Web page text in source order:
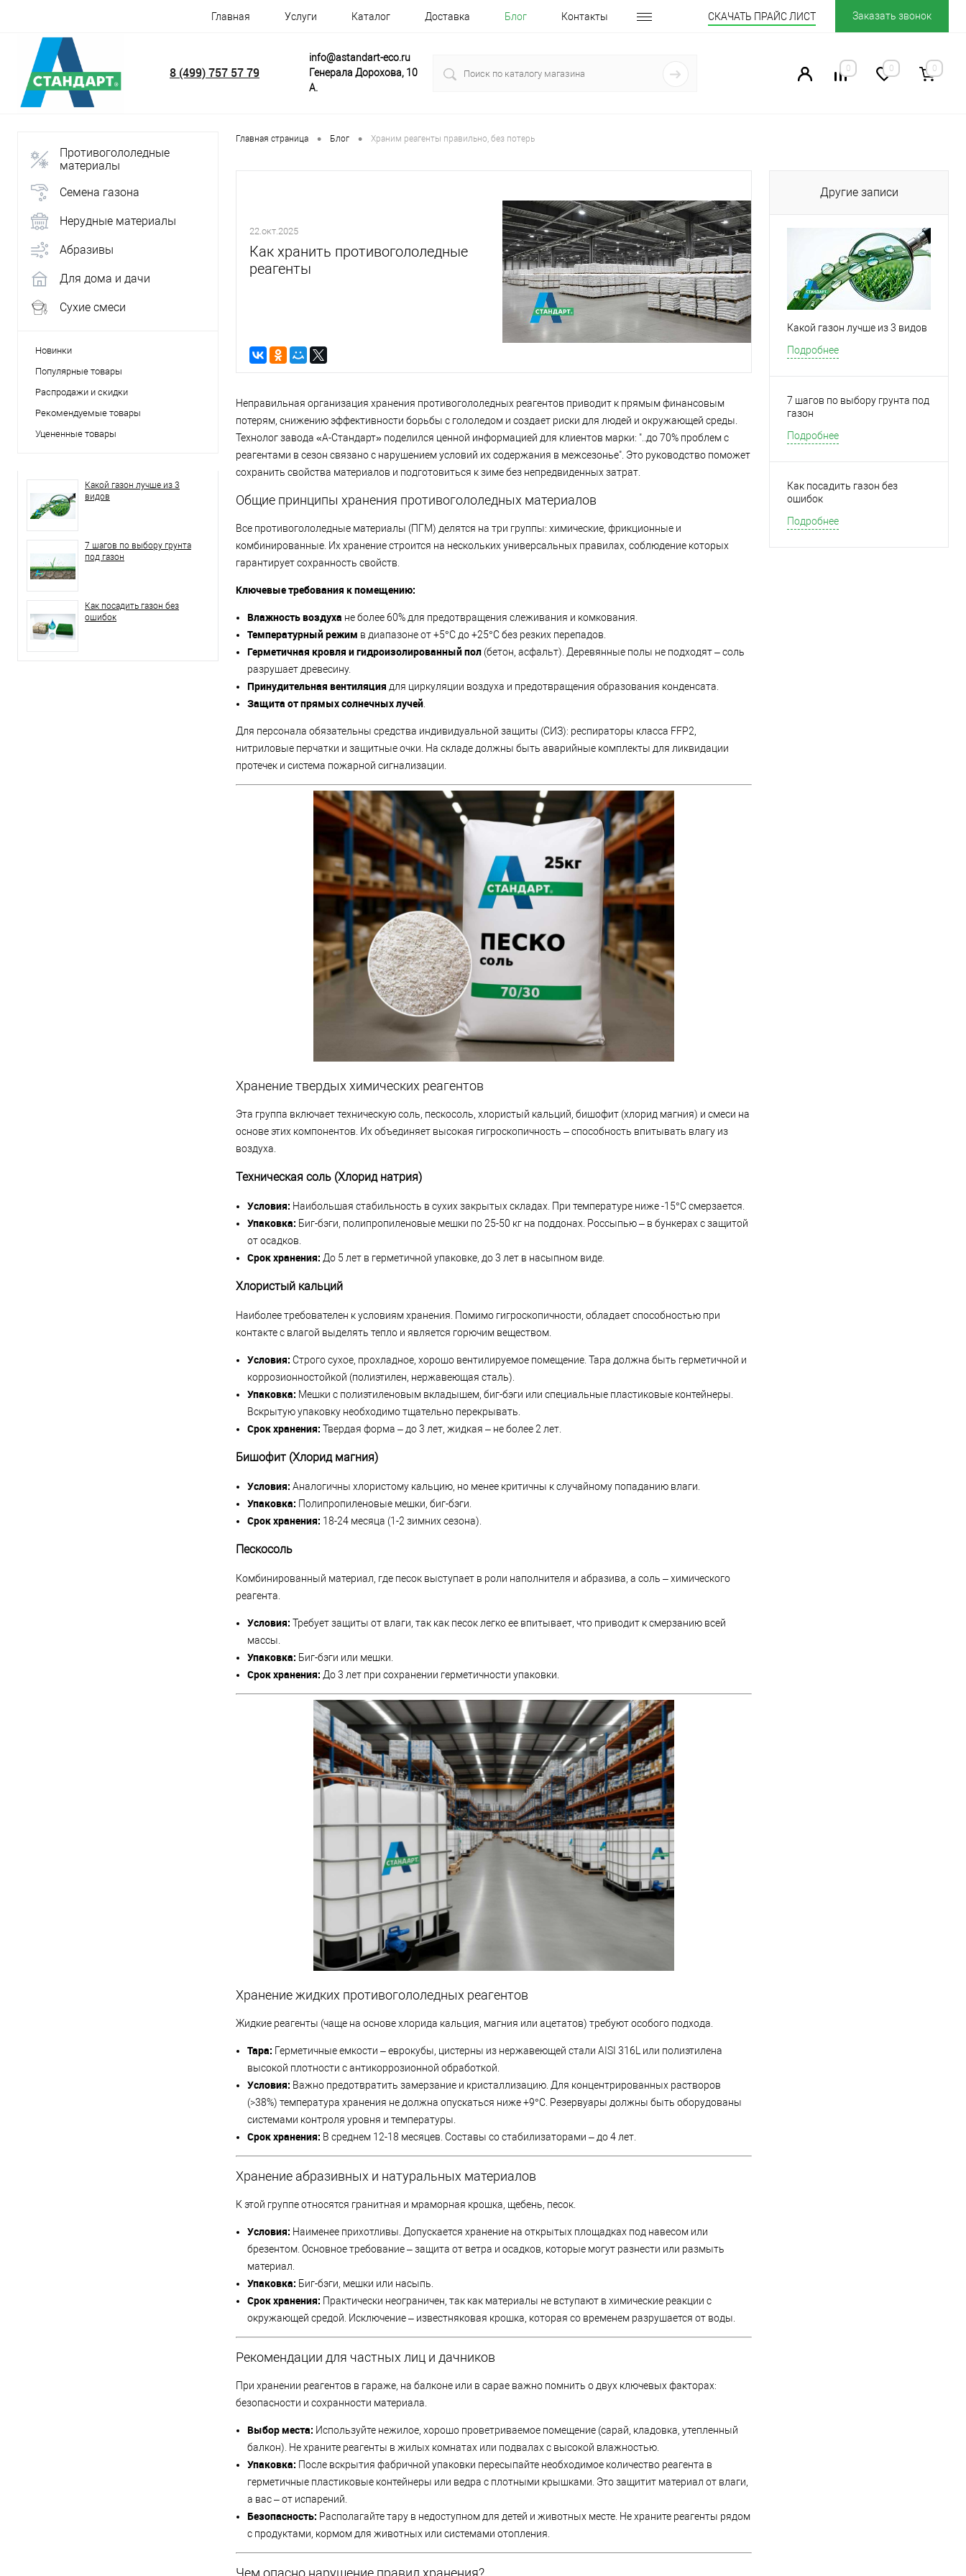
Главная Услуги Каталог Доставка Блог Контакты СКАЧАТЬ ПРАЙС ЛИСТ Заказать звонок
8 (499) 757 57 79
info@astandart-eco.ru
Генерала Дорохова, 10
А.
0 0 0
Противогололедные
материалы
Семена газона
Нерудные материалы
Абразивы
Для дома и дачи
Сухие смеси
Новинки
Популярные товары
Распродажи и скидки
Рекомендуемые товары
Уцененные товары
Какой газон лучше из 3
видов
7 шагов по выбору грунта
под газон
Как посадить газон без
ошибок
Главная страница • Блог • Храним реагенты правильно, без потерь
22.окт.2025
Как хранить противогололедные
реагенты
Неправильная организация хранения противогололедных реагентов приводит к прямым финансовым
потерям, снижению эффективности борьбы с гололедом и создает риски для людей и окружающей среды.
Технолог завода «А-Стандарт» поделился ценной информацией для клиентов марки: "..до 70% проблем с
реагентами в сезон связано с нарушением условий их содержания в межсезонье". Это руководство поможет
сохранить свойства материалов и подготовиться к зиме без непредвиденных затрат.
Общие принципы хранения противогололедных материалов
Все противогололедные материалы (ПГМ) делятся на три группы: химические, фрикционные и
комбинированные. Их хранение строится на нескольких универсальных правилах, соблюдение которых
гарантирует сохранность свойств.
Ключевые требования к помещению:
Влажность воздуха не более 60% для предотвращения слеживания и комкования.
Температурный режим в диапазоне от +5°C до +25°C без резких перепадов.
Герметичная кровля и гидроизолированный пол (бетон, асфальт). Деревянные полы не подходят – соль
разрушает древесину.
Принудительная вентиляция для циркуляции воздуха и предотвращения образования конденсата.
Защита от прямых солнечных лучей.
Для персонала обязательны средства индивидуальной защиты (СИЗ): респираторы класса FFP2,
нитриловые перчатки и защитные очки. На складе должны быть аварийные комплекты для ликвидации
протечек и система пожарной сигнализации.
Хранение твердых химических реагентов
Эта группа включает техническую соль, пескосоль, хлористый кальций, бишофит (хлорид магния) и смеси на
основе этих компонентов. Их объединяет высокая гигроскопичность – способность впитывать влагу из
воздуха.
Техническая соль (Хлорид натрия)
Условия: Наибольшая стабильность в сухих закрытых складах. При температуре ниже -15°C смерзается.
Упаковка: Биг-бэги, полипропиленовые мешки по 25-50 кг на поддонах. Россыпью – в бункерах с защитой
от осадков.
Срок хранения: До 5 лет в герметичной упаковке, до 3 лет в насыпном виде.
Хлористый кальций
Наиболее требователен к условиям хранения. Помимо гигроскопичности, обладает способностью при
контакте с влагой выделять тепло и является горючим веществом.
Условия: Строго сухое, прохладное, хорошо вентилируемое помещение. Тара должна быть герметичной и
коррозионностойкой (полиэтилен, нержавеющая сталь).
Упаковка: Мешки с полиэтиленовым вкладышем, биг-бэги или специальные пластиковые контейнеры.
Вскрытую упаковку необходимо тщательно перекрывать.
Срок хранения: Твердая форма – до 3 лет, жидкая – не более 2 лет.
Бишофит (Хлорид магния)
Условия: Аналогичны хлористому кальцию, но менее критичны к случайному попаданию влаги.
Упаковка: Полипропиленовые мешки, биг-бэги.
Срок хранения: 18-24 месяца (1-2 зимних сезона).
Пескосоль
Комбинированный материал, где песок выступает в роли наполнителя и абразива, а соль – химического
реагента.
Условия: Требует защиты от влаги, так как песок легко ее впитывает, что приводит к смерзанию всей
массы.
Упаковка: Биг-бэги или мешки.
Срок хранения: До 3 лет при сохранении герметичности упаковки.
Хранение жидких противогололедных реагентов
Жидкие реагенты (чаще на основе хлорида кальция, магния или ацетатов) требуют особого подхода.
Тара: Герметичные емкости – еврокубы, цистерны из нержавеющей стали AISI 316L или полиэтилена
высокой плотности с антикоррозионной обработкой.
Условия: Важно предотвратить замерзание и кристаллизацию. Для концентрированных растворов
(>38%) температура хранения не должна опускаться ниже +9°C. Резервуары должны быть оборудованы
системами контроля уровня и температуры.
Срок хранения: В среднем 12-18 месяцев. Составы со стабилизаторами – до 4 лет.
Хранение абразивных и натуральных материалов
К этой группе относятся гранитная и мраморная крошка, щебень, песок.
Условия: Наименее прихотливы. Допускается хранение на открытых площадках под навесом или
брезентом. Основное требование – защита от ветра и осадков, которые могут разнести или размыть
материал.
Упаковка: Биг-бэги, мешки или насыпь.
Срок хранения: Практически неограничен, так как материалы не вступают в химические реакции с
окружающей средой. Исключение – известняковая крошка, которая со временем разрушается от воды.
Рекомендации для частных лиц и дачников
При хранении реагентов в гараже, на балконе или в сарае важно помнить о двух ключевых факторах:
безопасности и сохранности материала.
Выбор места: Используйте нежилое, хорошо проветриваемое помещение (сарай, кладовка, утепленный
балкон). Не храните реагенты в жилых комнатах или подвалах с высокой влажностью.
Упаковка: После вскрытия фабричной упаковки пересыпайте необходимое количество реагента в
герметичные пластиковые контейнеры или ведра с плотными крышками. Это защитит материал от влаги,
а вас – от испарений.
Безопасность: Располагайте тару в недоступном для детей и животных месте. Не храните реагенты рядом
с продуктами, кормом для животных или системами отопления.
Чем опасно нарушение правил хранения?
Другие записи
Какой газон лучше из 3 видов
Подробнее
7 шагов по выбору грунта под
газон
Подробнее
Как посадить газон без
ошибок
Подробнее